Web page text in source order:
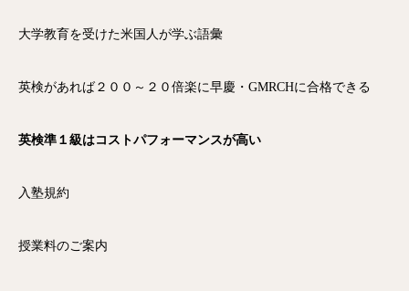
大学教育を受けた米国人が学ぶ語彙
英検があれば２００～２０倍楽に早慶・GMRCHに合格できる
英検準１級はコストパフォーマンスが高い
入塾規約
授業料のご案内